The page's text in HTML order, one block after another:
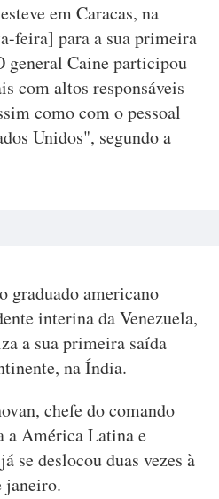
em Caracas, na
feira] para a sua primeira
general Caine participou
com altos responsáveis
como com o pessoal
Unidos", segundo a
graduado americano
interina da Venezuela,
a sua primeira saída
na Índia.
chefe do comando
a América Latina e
se deslocou duas vezes à
janeiro.